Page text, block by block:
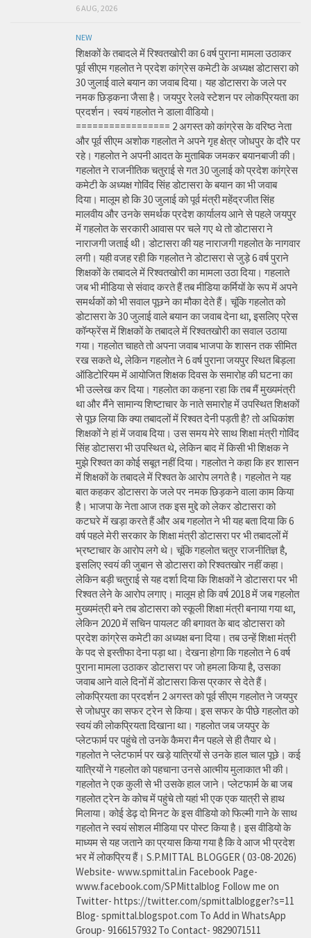
6 AUG, 2026
NEW
शिक्षकों के तबादले में रिश्वतखोरी का 6 वर्ष पुराना मामला उठाकर
पूर्व सीएम गहलोत ने प्रदेश कांग्रेस कमेटी के अध्यक्ष डोटासरा को
30 जुलाई वाले बयान का जवाब दिया। यह डोटासरा के जले पर
नमक छिड़कना जैसा है। जयपुर रेलवे स्टेशन पर लोकप्रियता का
प्रदर्शन। स्वयं गहलोत ने डाला वीडियो।
================= 2 अगस्त को कांग्रेस के वरिष्ठ नेता
और पूर्व सीएम अशोक गहलोत ने अपने गृह क्षेत्र जोधपुर के दौरे पर
रहे। गहलोत ने अपनी आदत के मुताबिक जमकर बयानबाजी की।
गहलोत ने राजनीतिक चतुराई से गत 30 जुलाई को प्रदेश कांग्रेस
कमेटी के अध्यक्ष गोविंद सिंह डोटासरा के बयान का भी जवाब
दिया। मालूम हो कि 30 जुलाई को पूर्व मंत्री महेंद्रजीत सिंह
मालवीय और उनके समर्थक प्रदेश कार्यालय आने से पहले जयपुर
में गहलोत के सरकारी आवास पर चले गए थे तो डोटासरा ने
नाराजगी जताई थी। डोटासरा की यह नाराजगी गहलोत के नागवार
लगी। यही वजह रही कि गहलोत ने डोटासरा से जुड़े 6 वर्ष पुराने
शिक्षकों के तबादले में रिश्वतखोरी का मामला उठा दिया। गहलाते
जब भी मीडिया से संवाद करते हैं तब मीडिया कर्मियों के रूप में अपने
समर्थकों को भी सवाल पूछने का मौका देते हैं। चूंकि गहलोत को
डोटासरा के 30 जुलाई वाले बयान का जवाब देना था, इसलिए प्रेस
कॉन्फ्रेंस में शिक्षकों के तबादले में रिश्वतखोरी का सवाल उठाया
गया। गहलोत चाहते तो अपना जवाब भाजपा के शासन तक सीमित
रख सकते थे, लेकिन गहलोत ने 6 वर्ष पुराना जयपुर स्थित बिड़ला
ऑडिटोरियम में आयोजित शिक्षक दिवस के समारोह की घटना का
भी उल्लेख कर दिया। गहलोत का कहना रहा कि तब मैं मुख्यमंत्री
था और मैंने सामान्य शिष्टाचार के नाते समारोह में उपस्थित शिक्षकों
से पूछ लिया कि क्या तबादलों में रिश्वत देनी पड़ती है? तो अधिकांश
शिक्षकों ने हां में जवाब दिया। उस समय मेरे साथ शिक्षा मंत्री गोविंद
सिंह डोटासरा भी उपस्थित थे, लेकिन बाद में किसी भी शिक्षक ने
मुझे रिश्वत का कोई सबूत नहीं दिया। गहलोत ने कहा कि हर शासन
में शिक्षकों के तबादले में रिश्वत के आरोप लगते है। गहलोत ने यह
बात कहकर डोटासरा के जले पर नमक छिड़कने वाला काम किया
है। भाजपा के नेता आज तक इस मुद्दे को लेकर डोटासरा को
कटघरे में खड़ा करते हैं और अब गहलोत ने भी यह बता दिया कि 6
वर्ष पहले मेरी सरकार के शिक्षा मंत्री डोटासरा पर भी तबादलों में
भ्रष्टाचार के आरोप लगे थे। चूंकि गहलोत चतुर राजनीतिज्ञ है,
इसलिए स्वयं की जुबान से डोटासरा को रिश्वतखोर नहीं कहा।
लेकिन बड़ी चतुराई से यह दर्शा दिया कि शिक्षकों ने डोटासरा पर भी
रिश्वत लेने के आरोप लगाए। मालूम हो कि वर्ष 2018 में जब गहलोत
मुख्यमंत्री बने तब डोटासरा को स्कूली शिक्षा मंत्री बनाया गया था,
लेकिन 2020 में सचिन पायलट की बगावत के बाद डोटासरा को
प्रदेश कांग्रेस कमेटी का अध्यक्ष बना दिया। तब उन्हें शिक्षा मंत्री
के पद से इस्तीफा देना पड़ा था। देखना होगा कि गहलोत ने 6 वर्ष
पुराना मामला उठाकर डोटासरा पर जो हमला किया है, उसका
जवाब आने वाले दिनों में डोटासरा किस प्रकार से देते हैं।
लोकप्रियता का प्रदर्शन 2 अगस्त को पूर्व सीएम गहलोत ने जयपुर
से जोधपुर का सफर ट्रेन से किया। इस सफर के पीछे गहलोत को
स्वयं की लोकप्रियता दिखाना था। गहलोत जब जयपुर के
प्लेटफार्म पर पहुंचे तो उनके कैमरा मैन पहले से ही तैयार थे।
गहलोत ने प्लेटफार्म पर खड़े यात्रियों से उनके हाल चाल पूछे। कई
यात्रियों ने गहलोत को पहचाना उनसे आत्मीय मुलाकात भी की।
गहलोत ने एक कुली से भी उसके हाल जाने। प्लेटफार्म के बा जब
गहलोत ट्रेन के कोच में पहुंचे तो यहां भी एक एक यात्री से हाथ
मिलाया। कोई डेढ़ दो मिनट के इस वीडियो को फिल्मी गाने के साथ
गहलोत ने स्वयं सोशल मीडिया पर पोस्ट किया है। इस वीडियो के
माध्यम से यह जताने का प्रयास किया गया है कि वे आज भी प्रदेश
भर में लोकप्रिय हैं। S.P.MITTAL BLOGGER ( 03-08-2026)
Website- www.spmittal.in Facebook Page-
www.facebook.com/SPMittalblog Follow me on
Twitter- https://twitter.com/spmittalblogger?s=11
Blog- spmittal.blogspot.com To Add in WhatsApp
Group- 9166157932 To Contact- 9829071511